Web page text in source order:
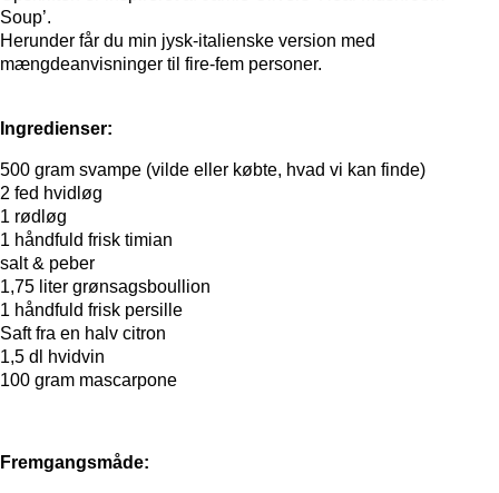
Soup’.
Herunder får du min jysk-italienske version med
mængdeanvisninger til fire-fem personer.
Ingredienser:
500 gram svampe (vilde eller købte, hvad vi kan finde)
2 fed hvidløg
1 rødløg
1 håndfuld frisk timian
salt & peber
1,75 liter grønsagsboullion
1 håndfuld frisk persille
Saft fra en halv citron
1,5 dl hvidvin
100 gram mascarpone
Fremgangsmåde: